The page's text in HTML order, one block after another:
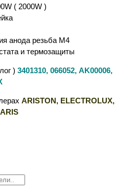
( 2000W )
анода резьба M4
и термозащиты
) 3401310, 066052, AK00006,
ARISTON, ELECTROLUX,